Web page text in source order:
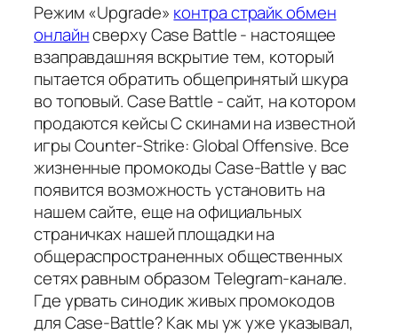
Режим «Upgrade» контра страйк обмен
онлайнсверху Case Battle - настоящее
взаправдашняя вскрытие тем, который
пытается обратить общепринятый шкура
во топовый. Case Battle - сайт, на котором
продаются кейсы С скинами на известной
игры Counter-Strike: Global Offensive. Все
жизненные промокоды Case-Battle у вас
появится возможность установить на
нашем сайте, еще на официальных
страничках нашей площадки на
общераспространенных общественных
сетях равным образом Telegram-канале.
Где урвать синодик живых промокодов
для Case-Battle? Как мы уж уже указывал,